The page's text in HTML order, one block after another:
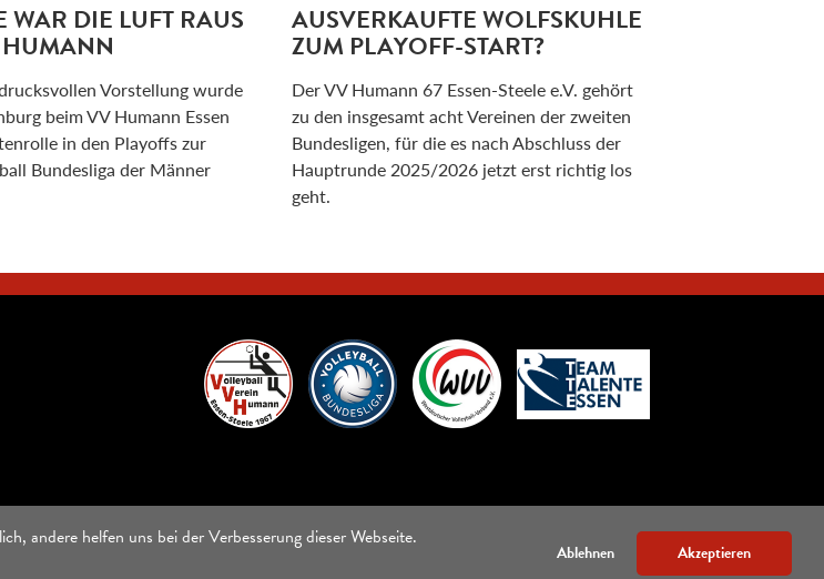
andere helfen uns bei der Verbesserung dieser Webseite.
Ablehnen Akzeptieren
WAR DIE LUFT RAUS
Vorstellung wurde
beim VV Humann Essen
in den Playoffs zur
Bundesliga der Männer
AUSVERKAUFTE WOLFSKUHLE
ZUM PLAYOFF-START?
Der VV Humann 67 Essen-Steele e.V. gehört
zu den insgesamt acht Vereinen der zweiten
Bundesligen, für die es nach Abschluss der
Hauptrunde 2025/2026 jetzt erst richtig los
geht.